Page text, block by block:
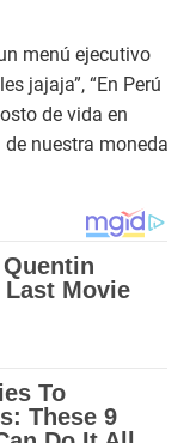
menú ejecutivo
jajaja”, “En Perú
de vida en
de nuestra moneda